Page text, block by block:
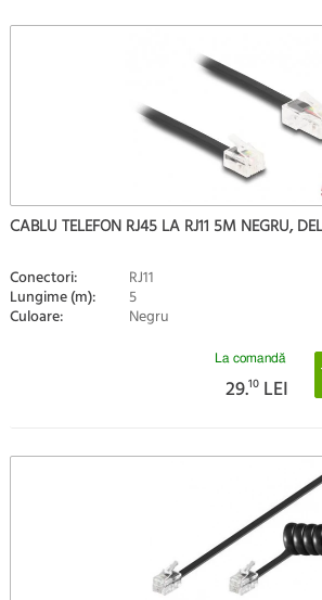
CABLU TELEFON RJ45 LA RJ11 5M NEGRU,
Conectori: RJ11
Lungime (m): 5
Culoare: Negru
La comandă
29.10 LEI